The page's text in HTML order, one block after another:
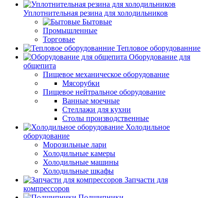
Уплотнительная резина для холодильников
Бытовые
Промышленные
Торговые
Тепловое оборудованние
Оборудование для
общепита
Пищевое механическое оборудование
Мясорубки
Пищевое нейтральное оборудование
Ванные моечные
Стеллажи для кухни
Столы производственные
Холодильное
оборудование
Морозильные лари
Холодильные камеры
Холодильные машины
Холодильные шкафы
Запчасти для
компрессоров